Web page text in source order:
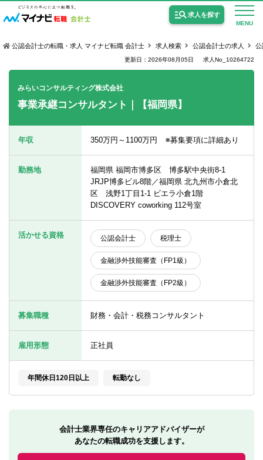
MENU
求人を探す
公認会計士の求人
公認会計士試験合格向けの求人
USCPA（米国公認会計士）の求人
女性会計士の転職
個別転職相談会・セミナー
転職お役立ち情報
ご利用ガイド
非公開求人とは？
公認会計士の転職・求人 マイナビ転職 会計士 求人検索 公認会計士の求人 公
更新日：2026年08月05日 求人No_10264722
みらいコンサルティング株式会社
事業承継コンサルタント｜【福岡県】
年収 350万円～1100万円 ※募集要項に詳細あり
勤務地
福岡県 福岡市博多区 博多駅中央街8-1
JRJP博多ビル8階／福岡県 北九州市小倉北
区 浅野1丁目1-1 ビエラ小倉1階
DISCOVERY coworking 112号室
活かせる資格 公認会計士 税理士
金融渉外技能審査（FP1級）
金融渉外技能審査（FP2級）
募集職種 財務・会計・税務コンサルタント
雇用形態 正社員
年間休日120日以上 転勤なし
会計士業界専任のキャリアアドバイザーが
あなたの転職成功を支援します。